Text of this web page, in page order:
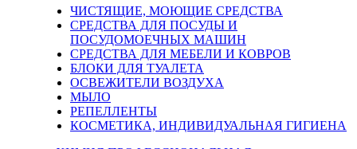
ЧИСТЯЩИЕ, МОЮЩИЕ СРЕДСТВА
СРЕДСТВА ДЛЯ ПОСУДЫ И
ПОСУДОМОЕЧНЫХ МАШИН
СРЕДСТВА ДЛЯ МЕБЕЛИ И КОВРОВ
БЛОКИ ДЛЯ ТУАЛЕТА
ОСВЕЖИТЕЛИ ВОЗДУХА
МЫЛО
РЕПЕЛЛЕНТЫ
КОСМЕТИКА, ИНДИВИДУАЛЬНАЯ ГИГИЕНА